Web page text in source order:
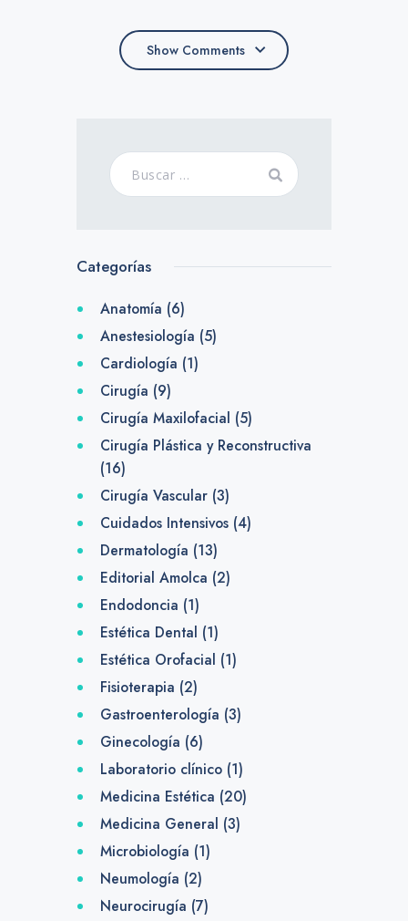
Show Comments
Categorías
Anatomía (6)
Anestesiología (5)
Cardiología (1)
Cirugía (9)
Cirugía Maxilofacial (5)
Cirugía Plástica y Reconstructiva
(16)
Cirugía Vascular(3)
Cuidados Intensivos(4)
Dermatología (13)
Editorial Amolca (2)
Endodoncia (1)
Estética Dental (1)
Estética Orofacial (1)
Fisioterapia (2)
Gastroenterología (3)
Ginecología (6)
Laboratorio clínico(1)
Medicina Estética (20)
Medicina General (3)
Microbiología (1)
Neumología (2)
Neurocirugía (7)